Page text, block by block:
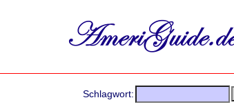
Schlagwort: